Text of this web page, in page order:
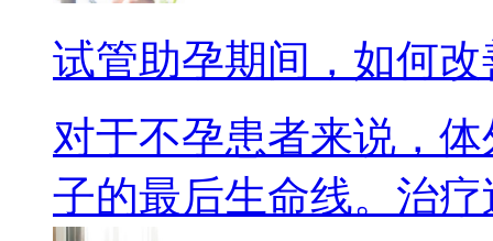
试管助孕期间，如何
对于不孕患者来说，
子的最后生命线。治疗